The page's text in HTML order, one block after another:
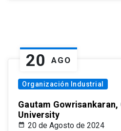
20 AGO
Organización Industrial
Gautam Gowrisankaran,
University
20 de Agosto de 2024